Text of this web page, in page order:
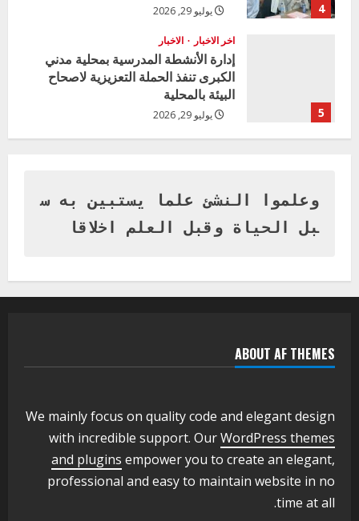
4 يوليو 29, 2026
5
اخر الاخبار الاخبار
إدارة الأنشطة المدرسية بمحلية مدني
الكبرى تنفذ الحملة التعزيزية لاصحاح
البيئة بالمحلية
يوليو 29, 2026
بنات بمحلية ود مدني الكبرى
أغسطس 3, 2026
يعلن تخفيض الرسوم الدراسية لهذا العام
بنسبة15%
3
وزير التربية والتعليم بالولاية يدشن ورشة
أغسطس 3, 2026
اخر الاخبار الاخبار
مدير إدارة الجودة و التطوير الإداري
بوزارة التربية تشارك الملتقي التنسيقي
وعلموا النشئ علما يستبين به س
بل الحياة وقبل العلم اخلاقا
ABOUT AF THEMES
We mainly focus on quality code and elegant design
with incredible support. OurWordPress themes
and plugins empower you to create an elegant,
professional and easy to maintain website in no
time at all.